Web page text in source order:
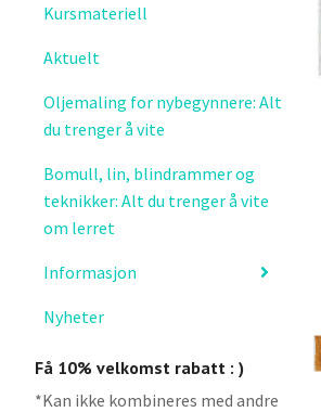
Kursmateriell
Aktuelt
Oljemaling for nybegynnere: Alt
du trenger å vite
Bomull, lin, blindrammer og
teknikker: Alt du trenger å vite
om lerret
Informasjon
Nyheter
Få 10% velkomst rabatt : )
*Kan ikke kombineres med andre